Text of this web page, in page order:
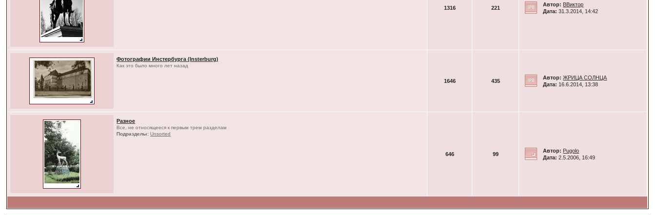
1316 221
Автор: ВВиктор
Дата: 31.3.2014, 14:42
Фотографии Инстербурга (Insterburg)
Как это было много лет назад
1646 435
Автор: ЖРИЦА СОЛНЦА
Дата: 16.6.2014, 13:38
Разное
Все, не относящееся к первым трем разделам
Подразделы: Unsorted
646 99
Автор: Pugolo
Дата: 2.5.2006, 16:49